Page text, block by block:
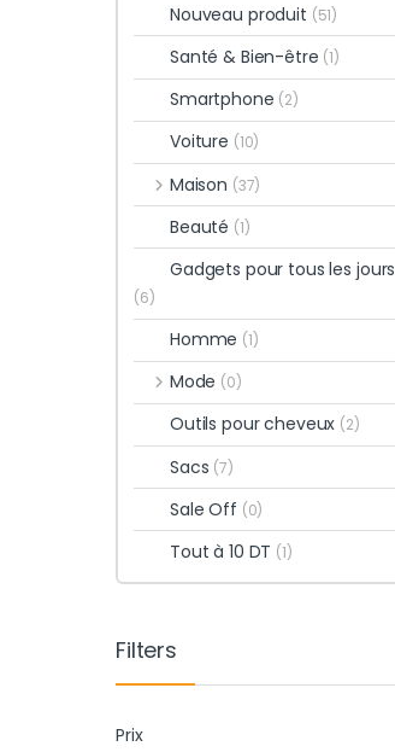
Nouveau produit (51)
Santé & Bien-être (1)
Smartphone (2)
Voiture (10)
Maison (37)
Beauté (1)
Gadgets pour tous les jours
(6)
Homme (1)
Mode (0)
Outils pour cheveux (2)
Sacs (7)
Sale Off (0)
Tout à 10 DT (1)
Filters
Prix